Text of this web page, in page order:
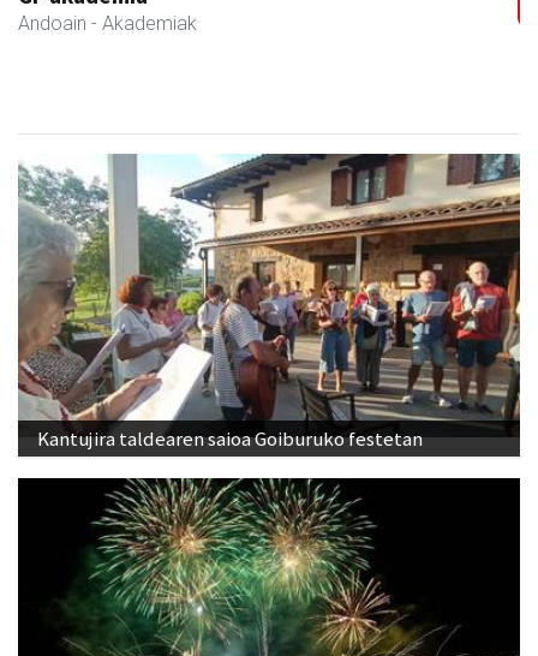
Andoain - Autoeskolak
Kantujira taldearen saioa Goiburuko festetan